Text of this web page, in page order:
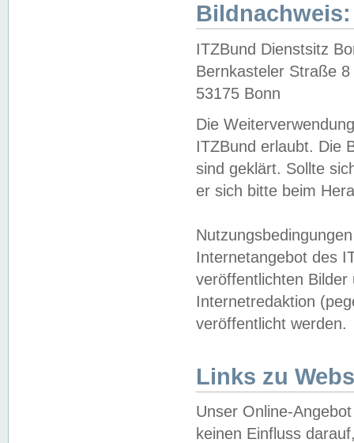
Bildnachweis:
ITZBund Dienstsitz
Bernkasteler Straße 8
53175 Bonn
Die
ITZBund erlaubt. Die
sind geklärt. Sollte
er sich bitte beim
Internetangebot des
veröffentlichten
Internetredaktion
veröffentlicht werden.
Links zu
Unser Online-
keinen Einfluss